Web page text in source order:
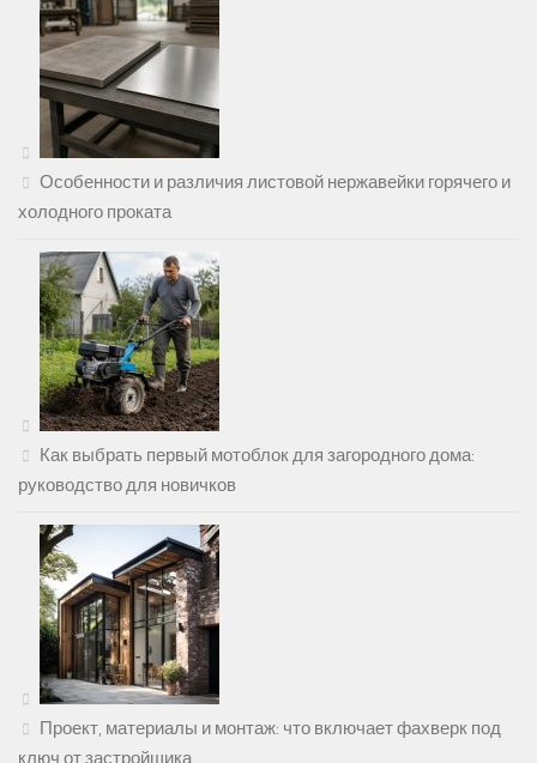
Особенности и различия листовой нержавейки горячего и
холодного проката
Как выбрать первый мотоблок для загородного дома:
руководство для новичков
Проект, материалы и монтаж: что включает фахверк под
ключ от застройщика